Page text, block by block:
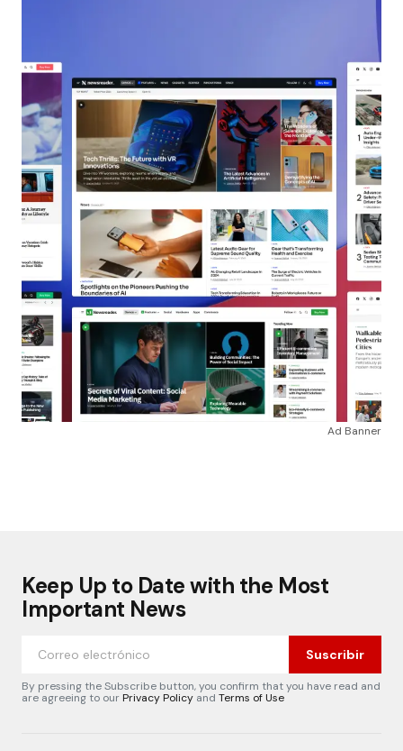
Ad Banner
Keep Up to Date with the Most
Important News
Suscribir
By pressing the Subscribe button, you confirm that you have read and
are agreeing to ourPrivacy Policy and Terms of Use